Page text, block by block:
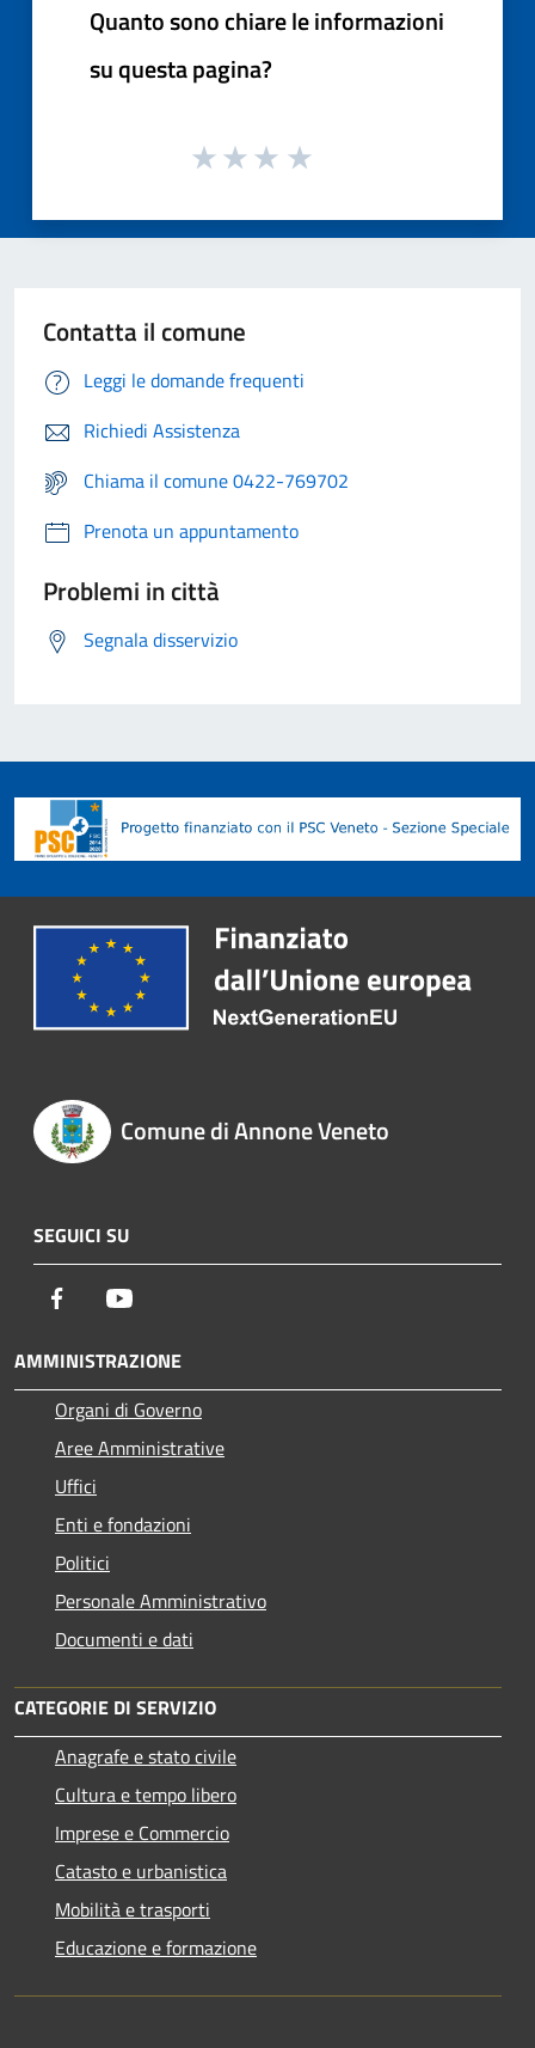
Quanto sono chiare le informazioni
su questa pagina?
Contatta il comune
Leggi le domande frequenti
Richiedi Assistenza
Chiama il comune 0422-769702
Prenota un appuntamento
Problemi in città
Segnala disservizio
Comune di Annone Veneto
SEGUICI SU
Facebook
AMMINISTRAZIONE
Organi di Governo
Aree Amministrative
Uffici
Enti e fondazioni
Politici
Personale Amministrativo
Documenti e dati
CATEGORIE DI SERVIZIO
Anagrafe e stato civile
Cultura e tempo libero
Imprese e Commercio
Catasto e urbanistica
Mobilità e trasporti
Educazione e formazione